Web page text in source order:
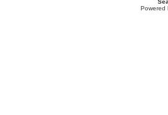
Powered